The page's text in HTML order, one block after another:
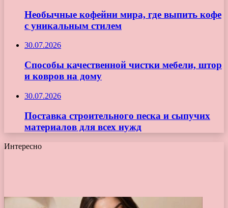
Необычные кофейни мира, где выпить кофе
с уникальным стилем
30.07.2026
Способы качественной чистки мебели, штор
и ковров на дому
30.07.2026
Поставка строительного песка и сыпучих
материалов для всех нужд
Интересно